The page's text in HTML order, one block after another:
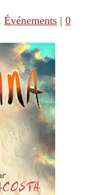
Événements | 0